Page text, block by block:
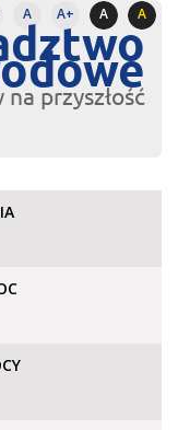
A A+ A A
przyszłość